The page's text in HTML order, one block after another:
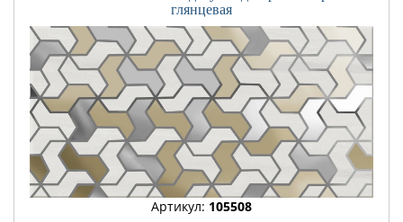
глянцевая
Артикул: 105508